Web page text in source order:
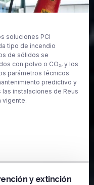
soluciones PCI
tipo de incendio
de sólidos se
con polvo o CO₂, y los
parámetros técnicos
predictivo y
instalaciones de Reus
vigente.
y extinción